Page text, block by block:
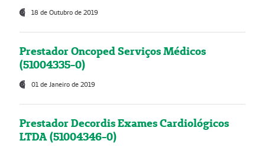
18 de Outubro de 2019
Prestador Oncoped Serviços Médicos
(51004335-0)
01 de Janeiro de 2019
Prestador Decordis Exames Cardiológicos
LTDA (51004346-0)